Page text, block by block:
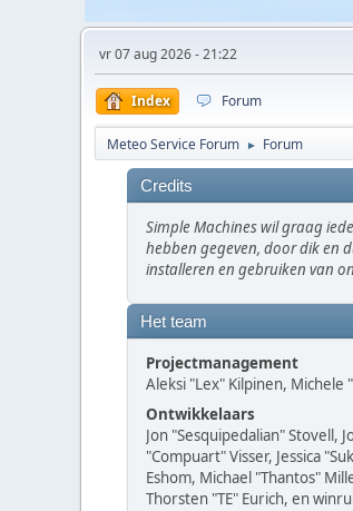
vr 07 aug 2026 - 21:22
Index Forum
Meteo Service Forum ► Forum
Credits
Simple Machines wil graag
hebben gegeven, door dik en
installeren en gebruiken van
Het team
Projectmanagement
Aleksi "Lex" Kilpinen, Michele
Ontwikkelaars
Jon "Sesquipedalian" Stovell,
"Compuart" Visser, Jessica
Eshom, Michael "Thantos"
Thorsten "TE" Eurich, en